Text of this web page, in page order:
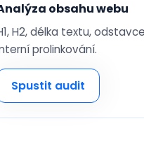
obsahu webu
H2, délka textu,
prolinkování.
Spustit audit